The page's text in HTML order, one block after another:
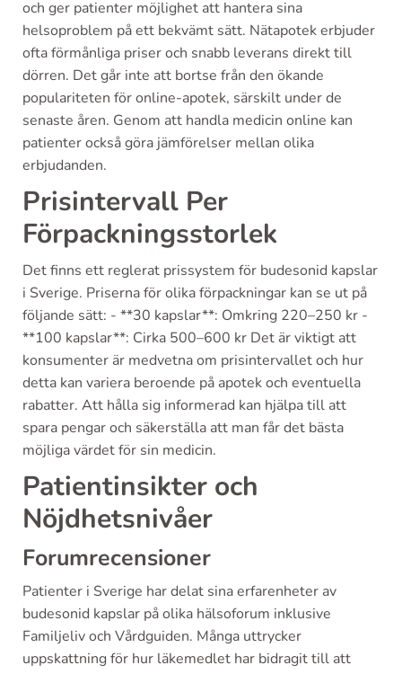
och ger patienter möjlighet att hantera sina
helsoproblem på ett bekvämt sätt. Nätapotek erbjuder
ofta förmånliga priser och snabb leverans direkt till
dörren. Det går inte att bortse från den ökande
populariteten för online-apotek, särskilt under de
senaste åren. Genom att handla medicin online kan
patienter också göra jämförelser mellan olika
erbjudanden.
Prisintervall Per
Förpackningsstorlek
Det finns ett reglerat prissystem för budesonid kapslar
i Sverige. Priserna för olika förpackningar kan se ut på
följande sätt: - **30 kapslar**: Omkring 220–250 kr -
**100 kapslar**: Cirka 500–600 kr Det är viktigt att
konsumenter är medvetna om prisintervallet och hur
detta kan variera beroende på apotek och eventuella
rabatter. Att hålla sig informerad kan hjälpa till att
spara pengar och säkerställa att man får det bästa
möjliga värdet för sin medicin.
Patientinsikter och
Nöjdhetsnivåer
Forumrecensioner
Patienter i Sverige har delat sina erfarenheter av
budesonid kapslar på olika hälsoforum inklusive
Familjeliv och Vårdguiden. Många uttrycker
uppskattning för hur läkemedlet har bidragit till att